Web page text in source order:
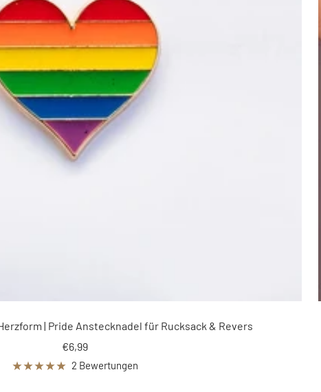
| Pride Anstecknadel für Rucksack & Revers
Angebotspreis
€6,99
2 Bewertungen